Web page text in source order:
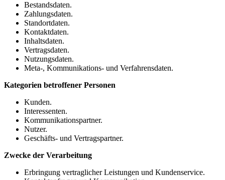
Bestandsdaten.
Zahlungsdaten.
Standortdaten.
Kontaktdaten.
Inhaltsdaten.
Vertragsdaten.
Nutzungsdaten.
Meta-, Kommunikations- und Verfahrensdaten.
Kategorien betroffener Personen
Kunden.
Interessenten.
Kommunikationspartner.
Nutzer.
Geschäfts- und Vertragspartner.
Zwecke der Verarbeitung
Erbringung vertraglicher Leistungen und Kundenservice.